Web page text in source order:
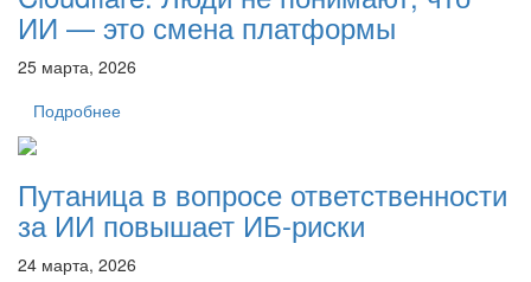
ИИ — это смена платформы
25 марта, 2026
Подробнее
Путаница в вопросе ответственности
за ИИ повышает ИБ-риски
24 марта, 2026